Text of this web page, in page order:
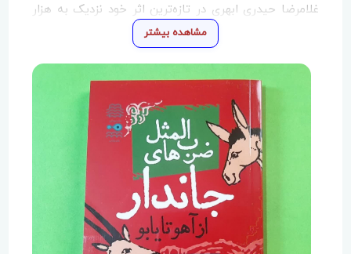
غلامرضا حیدری ابهری در تازه‌ترین اثر خود نزدیک به هزار
ضرب المثل دیگر را در اختیار کودکان و نوجوانان قرار داده
است.کتاب ضرب‌ المثل‌ های جاندار با محوریت ضرب
المثل هایی که نام حیوانات
مشاهده بیشتر